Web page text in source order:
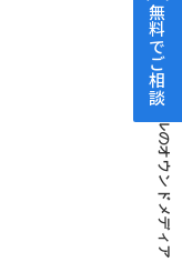
無料でご相談ジェイフィールのオウンドメディア